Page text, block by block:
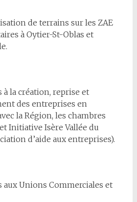
de terrains sur les ZAE
à Oytier-St-Oblas et
à la création, reprise et
des entreprises en
la Région, les chambres
Initiative Isère Vallée du
d’aide aux entreprises).
aux Unions Commerciales et